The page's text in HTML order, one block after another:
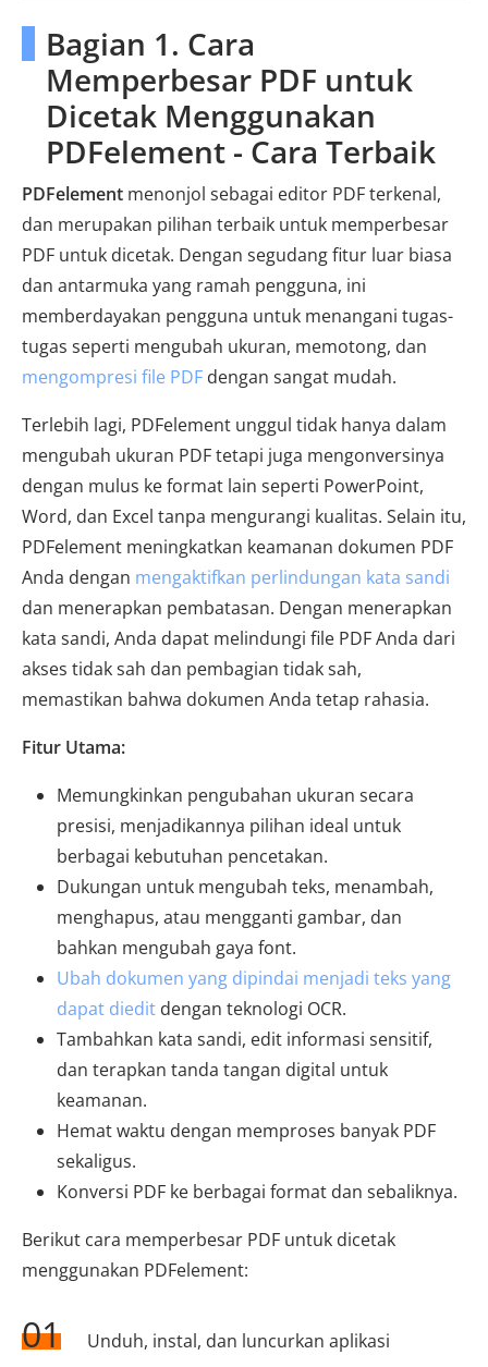
Bagian 1. Cara
Memperbesar PDF untuk
Dicetak Menggunakan
PDFelement - Cara Terbaik
PDFelement menonjol sebagai editor PDF terkenal,
dan merupakan pilihan terbaik untuk memperbesar
PDF untuk dicetak. Dengan segudang fitur luar biasa
dan antarmuka yang ramah pengguna, ini
memberdayakan pengguna untuk menangani tugas-
tugas seperti mengubah ukuran, memotong, dan
mengompresi file PDF dengan sangat mudah.
Terlebih lagi, PDFelement unggul tidak hanya dalam
mengubah ukuran PDF tetapi juga mengonversinya
dengan mulus ke format lain seperti PowerPoint,
Word, dan Excel tanpa mengurangi kualitas. Selain itu,
PDFelement meningkatkan keamanan dokumen PDF
Anda dengan mengaktifkan perlindungan kata sandi
dan menerapkan pembatasan. Dengan menerapkan
kata sandi, Anda dapat melindungi file PDF Anda dari
akses tidak sah dan pembagian tidak sah,
memastikan bahwa dokumen Anda tetap rahasia.
Fitur Utama:
Memungkinkan pengubahan ukuran secara
presisi, menjadikannya pilihan ideal untuk
berbagai kebutuhan pencetakan.
Dukungan untuk mengubah teks, menambah,
menghapus, atau mengganti gambar, dan
bahkan mengubah gaya font.
Ubah dokumen yang dipindai menjadi teks yang
dapat diedit dengan teknologi OCR.
Tambahkan kata sandi, edit informasi sensitif,
dan terapkan tanda tangan digital untuk
keamanan.
Hemat waktu dengan memproses banyak PDF
sekaligus.
Konversi PDF ke berbagai format dan sebaliknya.
Berikut cara memperbesar PDF untuk dicetak
menggunakan PDFelement:
01
Unduh, instal, dan luncurkan aplikasi